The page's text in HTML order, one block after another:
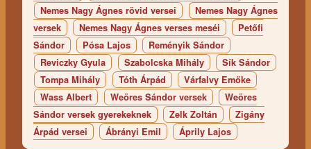
Nemes Nagy Ágnes rövid versei
Nemes Nagy Ágnes
versek
Nemes Nagy Ágnes verses meséi
Petőfi
Sándor
Pósa Lajos
Reményik Sándor
Reviczky Gyula
Szabolcska Mihály
Sík Sándor
Tompa Mihály
Tóth Árpád
Várfalvy Emőke
Wass Albert
Weöres Sándor versek
Weöres
Sándor versek gyerekeknek
Zelk Zoltán
Zigány
Árpád versei
Ábrányi Emil Áprily Lajos